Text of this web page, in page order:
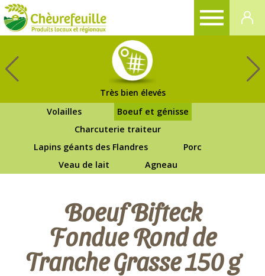
Très bien élevés
Volailles
Boeuf et génisse
Charcuterie traiteur
Lapins géants des Flandres
Porc
Veau de lait
Agneau
Boeuf Bifteck
Fondue Rond de
Tranche Grasse 150 g